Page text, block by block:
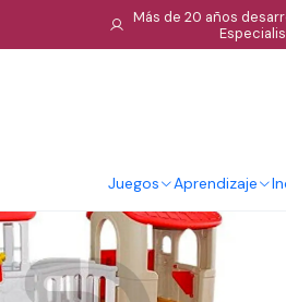
Juegos Aprendizaje
Más de 20 años